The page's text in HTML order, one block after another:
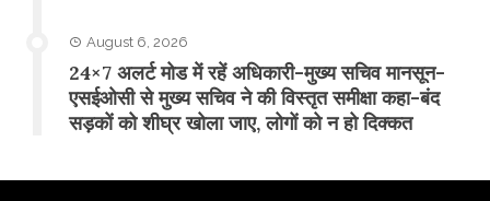
August 6, 2026
24×7 अलर्ट मोड में रहें अधिकारी-मुख्य सचिव मानसून-
एसईओसी से मुख्य सचिव ने की विस्तृत समीक्षा कहा-बंद
सड़कों को शीघ्र खोला जाए, लोगों को न हो दिक्कत